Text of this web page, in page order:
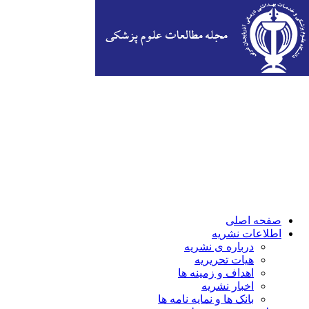
صفحه اصلی
اطلاعات نشریه
درباره ی نشریه
هیات تحریریه
اهداف و زمینه ها
اخبار نشریه
بانک ها و نمایه نامه ها